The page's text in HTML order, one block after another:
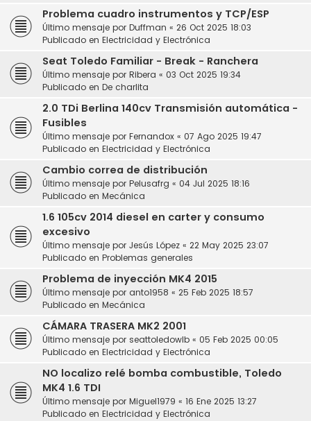
Problema cuadro instrumentos y TCP/ESP
Último mensaje por Duffman « 26 Oct 2025 18:03
Publicado en Electricidad y Electrónica
Seat Toledo Familiar - Break - Ranchera
Último mensaje por Ribera « 03 Oct 2025 19:34
Publicado en De charlita
2.0 TDi Berlina 140cv Transmisión automática -
Fusibles
Último mensaje por Fernandox « 07 Ago 2025 19:47
Publicado en Electricidad y Electrónica
Cambio correa de distribución
Último mensaje por Pelusafrg « 04 Jul 2025 18:16
Publicado en Mecánica
1.6 105cv 2014 diesel en carter y consumo
excesivo
Último mensaje por Jesús López « 22 May 2025 23:07
Publicado en Problemas generales
Problema de inyección MK4 2015
Último mensaje por anto1958 « 25 Feb 2025 18:57
Publicado en Mecánica
CÁMARA TRASERA MK2 2001
Último mensaje por seattoledowlb « 05 Feb 2025 00:05
Publicado en Electricidad y Electrónica
NO localizo relé bomba combustible, Toledo
MK4 1.6 TDI
Último mensaje por Miguel1979 « 16 Ene 2025 13:27
Publicado en Electricidad y Electrónica